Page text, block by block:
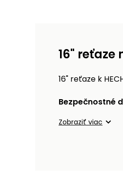
16" reťaze
16" reťaze k
Bezpečnostné
Zobraziť viac